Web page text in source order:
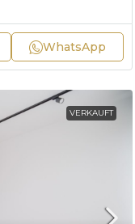
WhatsApp
VERKAUFT